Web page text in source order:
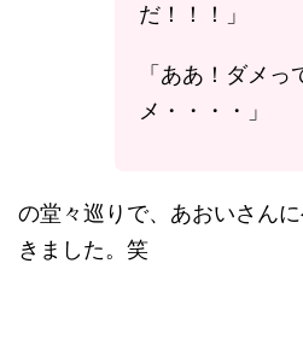
だ！！！」
「ああ！ダメ
メ・・・・」
の堂々巡りで、あおいさん
きました。笑